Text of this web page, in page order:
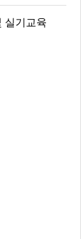
실기교육